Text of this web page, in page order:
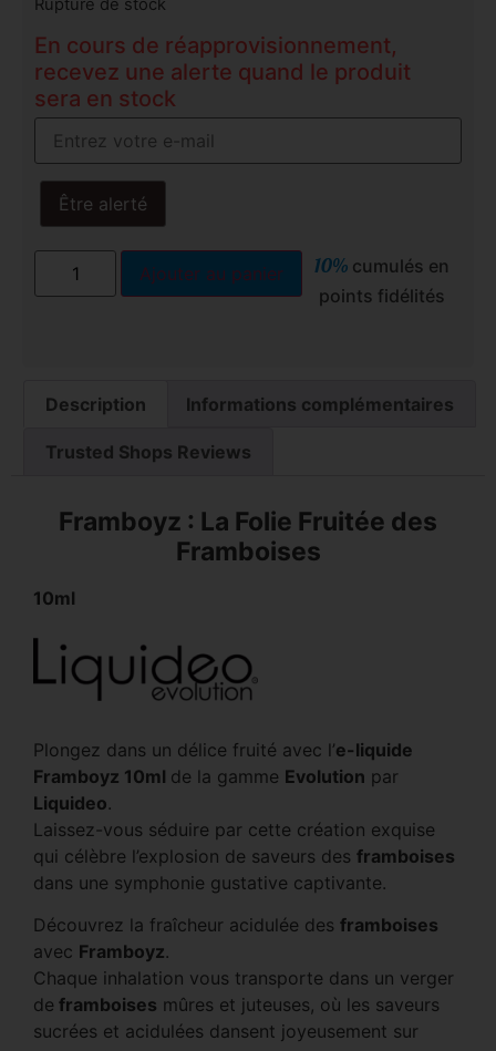
En cours de réapprovisionnement,
recevez une alerte quand le produit
sera en stock
Être alerté
Ajouter au panier 10% cumulés en
points fidélités
Description Informations complémentaires
Trusted Shops Reviews
Framboyz : La Folie Fruitée des
Framboises
10ml
Plongez dans un délice fruité avec l’e-liquide
Framboyz 10ml de la gamme Evolution par
Liquideo.
Laissez-vous séduire par cette création exquise
qui célèbre l’explosion de saveurs des framboises
dans une symphonie gustative captivante.
Découvrez la fraîcheur acidulée des framboises
avec Framboyz.
Chaque inhalation vous transporte dans un verger
de framboises mûres et juteuses, où les saveurs
sucrées et acidulées dansent joyeusement sur